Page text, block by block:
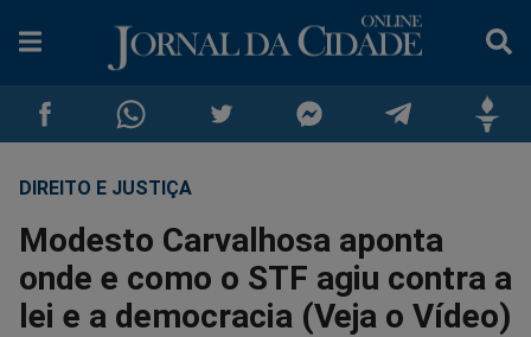
Compartilhar
no
Facebook
Compartilhar
no
Whatsapp
Compartilhar
no
Twitter
no
Messenger
no
TelegramGettr
DIREITO E JUSTIÇA
Modesto Carvalhosa aponta
onde e como o STF agiu contra a
lei e a democracia (Veja o Vídeo)